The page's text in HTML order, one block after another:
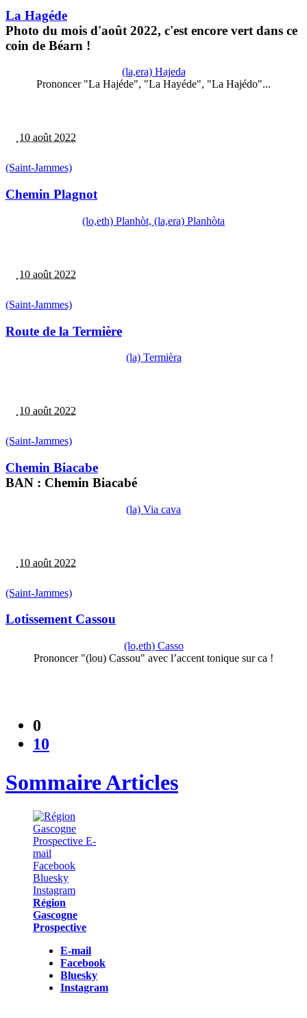
La Hagéde
Photo du mois d'août 2022, c'est encore vert dans ce
coin de Béarn !
(la,era) Hajeda
Prononcer "La Hajéde", "La Hayéde", "La Hajédo"...
10 août 2022
(Saint-Jammes)
Chemin Plagnot
(lo,eth) Planhòt, (la,era) Planhòta
10 août 2022
(Saint-Jammes)
Route de la Termière
(la) Termièra
10 août 2022
(Saint-Jammes)
Chemin Biacabe
BAN : Chemin Biacabé
(la) Via cava
10 août 2022
(Saint-Jammes)
Lotissement Cassou
(lo,eth) Casso
Prononcer "(lou) Cassou" avec l’accent tonique sur ca !
0
10
Sommaire Articles
Région
Gascogne
Prospective
E-mail
Facebook
Bluesky
Instagram